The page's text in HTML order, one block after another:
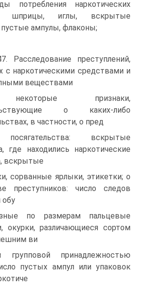
потребления наркотических
шприцы, иглы, вскрытые
пустые ампулы, флаконы;
Расследование преступлений,
с наркотическими средствами и
веществами
признаки,
о каких-либо
в частности, о пред
вскрытые
где находились наркотические
вскрытые
сорванные ярлыки, этикетки; о
преступников: число следов
обу
по размерам пальцевые
окурки, различающиеся сортом
ви
принадлежностью
пустых ампул или упаковок